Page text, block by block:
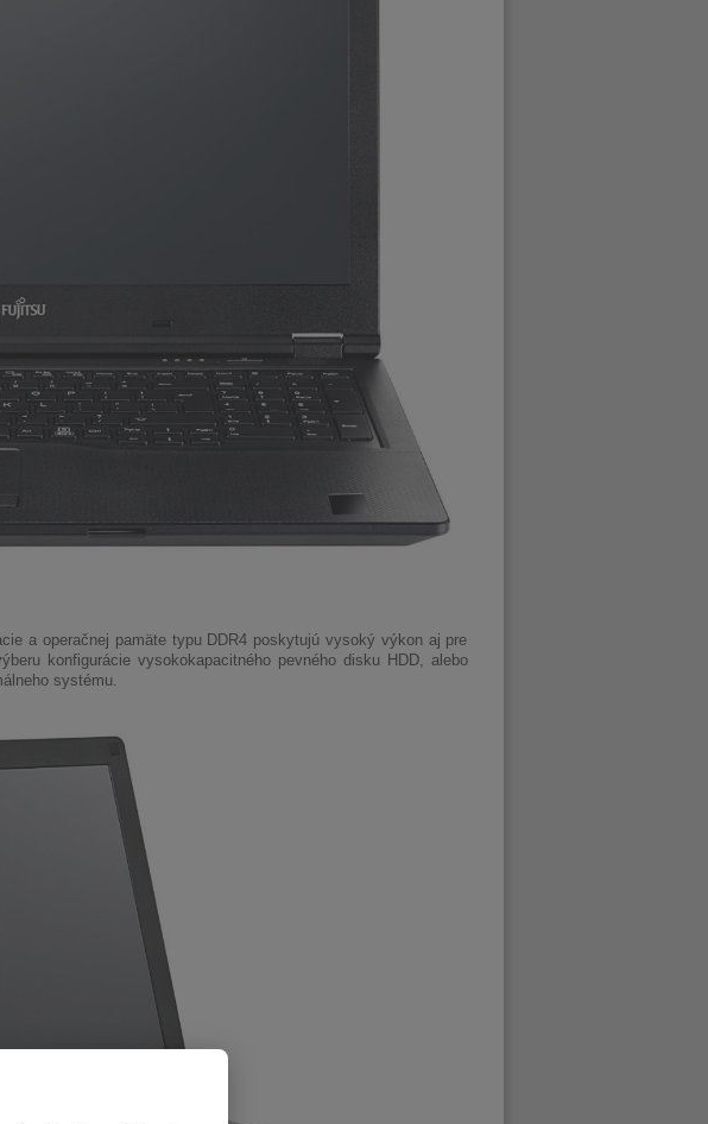
a operačnej pamäte typu DDR4 poskytujú vysoký výkon aj pre
konfigurácie vysokokapacitného pevného disku HDD, alebo
systému.